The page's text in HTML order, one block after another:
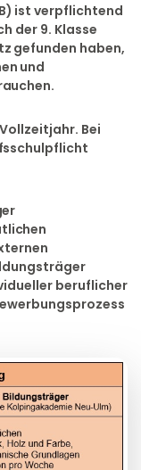
ist verpflichtend
der 9. Klasse
gefunden haben,
und
Bei
beruflicher